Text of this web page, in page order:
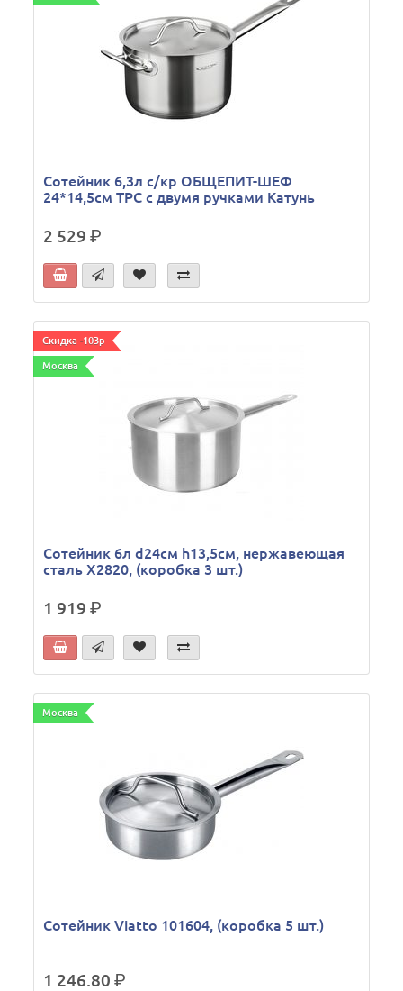
Сотейник 6,3л с/кр ОБЩЕПИТ-ШЕФ
24*14,5см ТРС с двумя ручками Катунь
2 529р.
Скидка -103р
Москва
Сотейник 6л d24см h13,5см, нержавеющая
сталь X2820, (коробка 3 шт.)
1 919р.
Москва
Сотейник Viatto 101604, (коробка 5 шт.)
1 246.80р.